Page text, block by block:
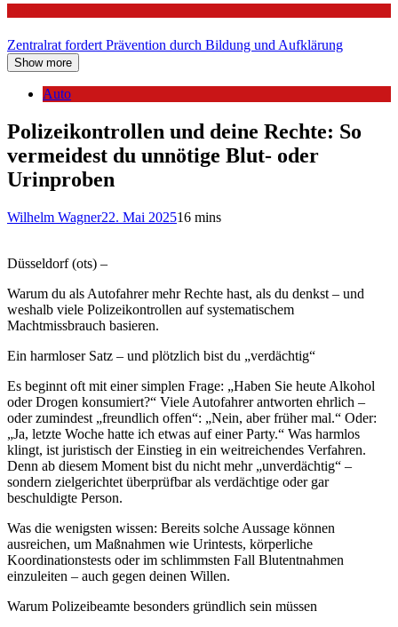
Zentralrat fordert Prävention durch Bildung und Aufklärung
Show more
Auto
Polizeikontrollen und deine Rechte: So
vermeidest du unnötige Blut- oder
Urinproben
Wilhelm Wagner22. Mai 202516 mins
Düsseldorf (ots) –
Warum du als Autofahrer mehr Rechte hast, als du denkst – und
weshalb viele Polizeikontrollen auf systematischem
Machtmissbrauch basieren.
Ein harmloser Satz – und plötzlich bist du „verdächtig“
Es beginnt oft mit einer simplen Frage: „Haben Sie heute Alkohol
oder Drogen konsumiert?“ Viele Autofahrer antworten ehrlich –
oder zumindest „freundlich offen“: „Nein, aber früher mal.“ Oder:
„Ja, letzte Woche hatte ich etwas auf einer Party.“ Was harmlos
klingt, ist juristisch der Einstieg in ein weitreichendes Verfahren.
Denn ab diesem Moment bist du nicht mehr „unverdächtig“ –
sondern zielgerichtet überprüfbar als verdächtige oder gar
beschuldigte Person.
Was die wenigsten wissen: Bereits solche Aussage können
ausreichen, um Maßnahmen wie Urintests, körperliche
Koordinationstests oder im schlimmsten Fall Blutentnahmen
einzuleiten – auch gegen deinen Willen.
Warum Polizeibeamte besonders gründlich sein müssen